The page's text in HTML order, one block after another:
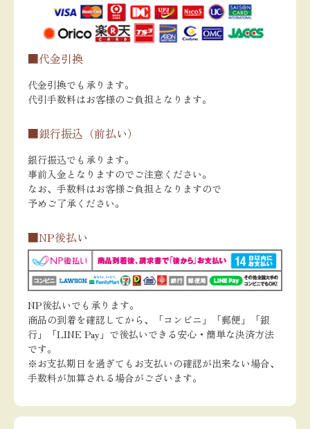
■代金引換
代金引換でも承ります。
代引手数料はお客様のご負担となります。
■銀行振込（前払い）
銀行振込でも承ります。
事前入金となりますのでご注意ください。
なお、手数料はお客様ご負担となりますので
予めご了承ください。
■NP後払い
NP後払いでも承ります。
商品の到着を確認してから、「コンビニ」「郵便」「銀
行」「LINE Pay」で後払いできる安心・簡単な決済方法
です。
※お支払期日を過ぎてもお支払いの確認が出来ない場合、
手数料が加算される場合がございます。